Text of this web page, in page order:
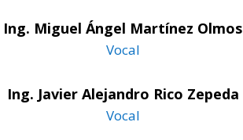
Ing. Miguel Ángel Martínez Olmos
Vocal
Ing. Javier Alejandro Rico Zepeda
Vocal